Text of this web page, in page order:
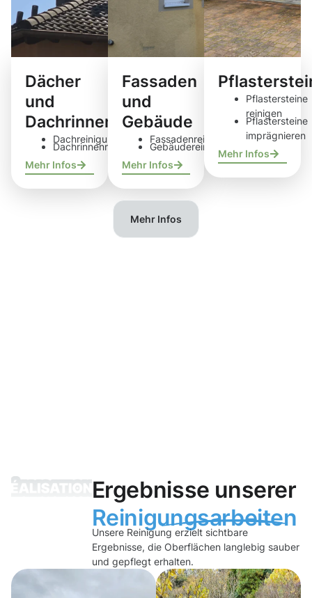
Dächer
und
Dachrinnen
Dachreinigung
Dachrinnenreinigung
Mehr Infos
Fassaden
und
Gebäude
Fassadenreinigung
Gebäudereinigung
Mehr Infos
Pflastersteine
reinigen
Pflastersteine
imprägnieren
Mehr Infos
Mehr Infos
Ergebnisse unserer
Reinigungsarbeiten
Unsere Reinigung erzielt sichtbare
Ergebnisse, die Oberflächen langlebig sauber
und gepflegt erhalten.